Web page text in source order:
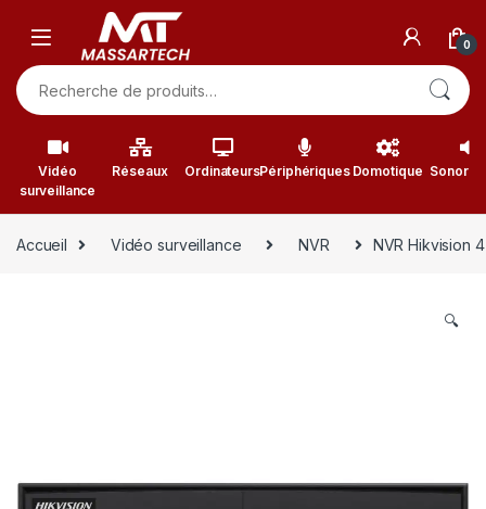
Skip to navigation
0
Recherche pour :
Vidéo
surveillance
Réseaux OrdinateursPériphériques Domotique
Accueil Vidéo surveillance NVR NVR Hikvision
🔍